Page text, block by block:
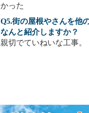
かった
Q5.街の屋根やさんを他
なんと紹介しますか？
親切でていねいな工事。